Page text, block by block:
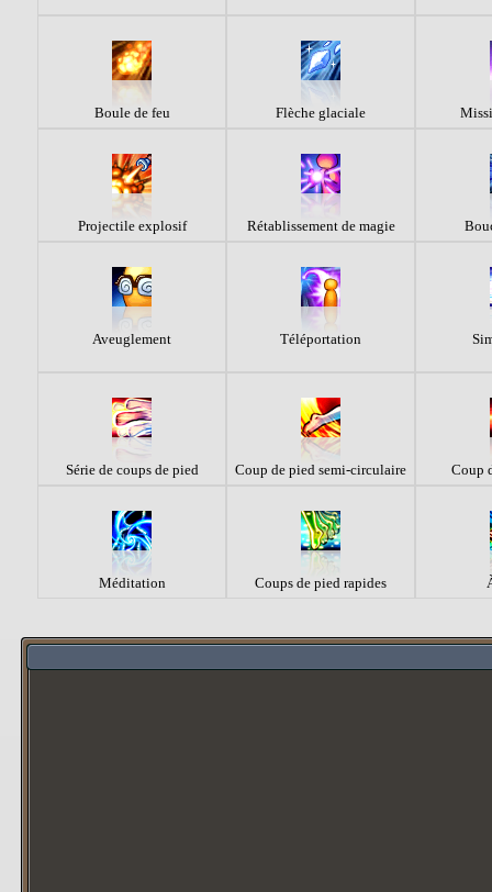
Boule de feu Flèche glaciale
Projectile explosif Rétablissement de magie
Aveuglement Téléportation
Série de coups de pied Coup de pied semi-circulaire Coup
Méditation Coups de pied rapides